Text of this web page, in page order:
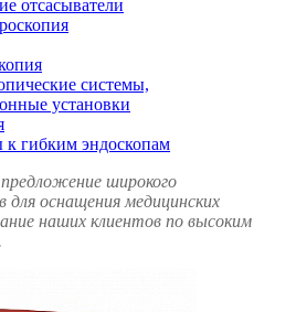
отсасыватели
системы,
установки
гибким эндоскопам
широкого
оснащения медицинских
наших клиентов по высоким